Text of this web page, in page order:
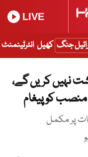
LIVE
جنگ کھیل انٹرٹینمنٹ
نہیں کریں گے،
منصب کو پیغام
پر مکمل